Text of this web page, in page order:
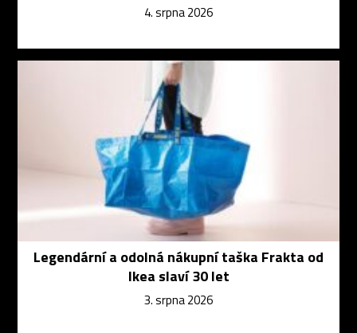
4. srpna 2026
Legendární a odolná nákupní taška Frakta od
Ikea slaví 30 let
3. srpna 2026